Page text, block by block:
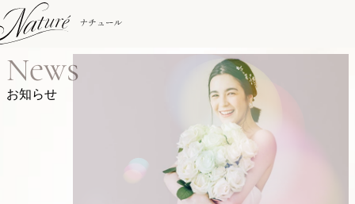
お知らせ
News